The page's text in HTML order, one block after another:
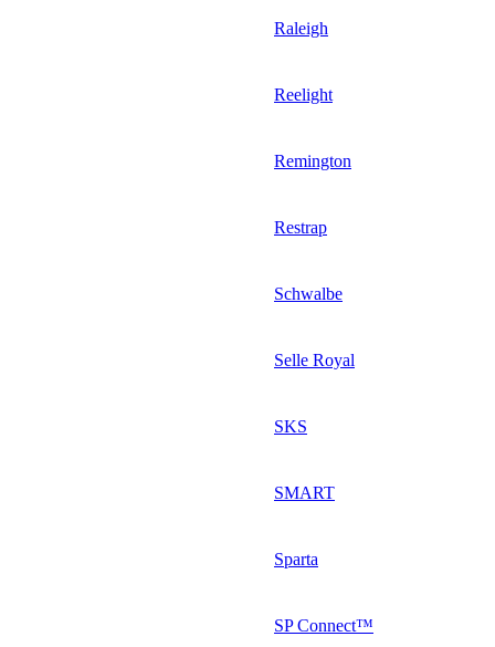
Raleigh
Reelight
Remington
Restrap
Schwalbe
Selle Royal
SKS
SMART
Sparta
SP Connect™